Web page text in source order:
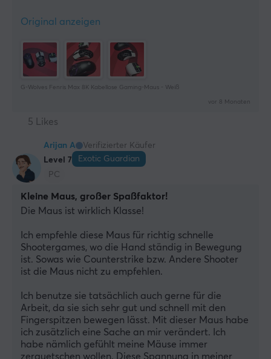
Original anzeigen
G-Wolves Fenris Max 8K Kabellose Gaming-Maus - Weiß
vor 8 Monaten
5 Likes
Arijan A
Verifizierter Käufer
Level 7
Exotic Guardian
PC
Kleine Maus, großer Spaßfaktor!
Die Maus ist wirklich Klasse!
Ich empfehle diese Maus für richtig schnelle
Shootergames, wo die Hand ständig in Bewegung
ist. Sowas wie Counterstrike bzw. Andere Shooter
ist die Maus nicht zu empfehlen.
Ich benutze sie tatsächlich auch gerne für die
Arbeit, da sie sich sehr gut und schnell mit den
Fingerspitzen bewegen lässt. Mit dieser Maus habe
ich zusätzlich eine Sache an mir verändert. Ich
habe nämlich gefühlt meine Mäuse immer
zerquetschen wollen. Diese Spannung in meiner